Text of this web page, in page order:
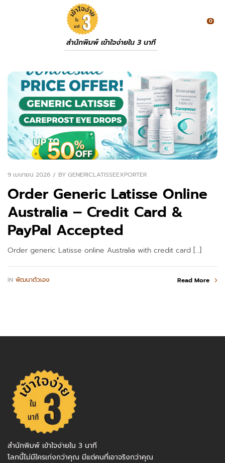
สำนักพิมพ์ เข้าใจง่ายใน 3 นาที
0
9 เมษายน 2026 BY GENERICLATISSEEXPORTER
Order Generic Latisse Online
Australia – Credit Card &
PayPal Accepted
Order generic Latisse online Australia with credit card […]
IN พัฒนาตัวเอง Read More
สำนักพิมพ์ เข้าใจง่ายใน 3 นาที
โลกนี้ไม่มีใครเก่งกว่าคุณ มีแต่คนที่เอาจริงกว่าคุณ